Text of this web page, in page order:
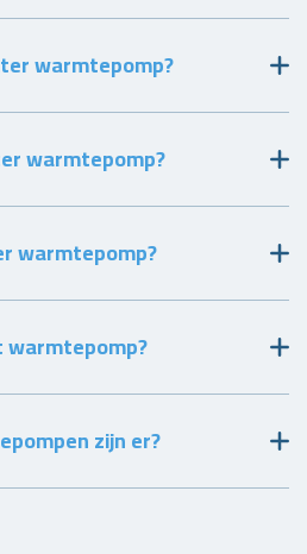
warmtepomp?
warmtepomp?
warmtepomp?
zijn er?